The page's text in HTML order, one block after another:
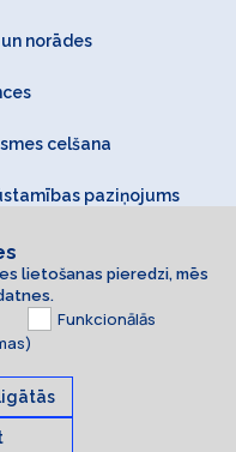
norādes
celšana
paziņojums
lietošanas pieredzi, mēs
Funkcionālās